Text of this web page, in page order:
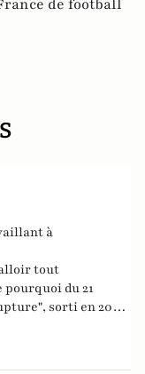
de football
à
tout
du 21
, sorti en 2009
premières